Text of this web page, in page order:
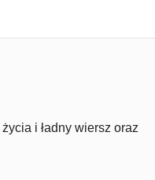
i ładny wiersz oraz